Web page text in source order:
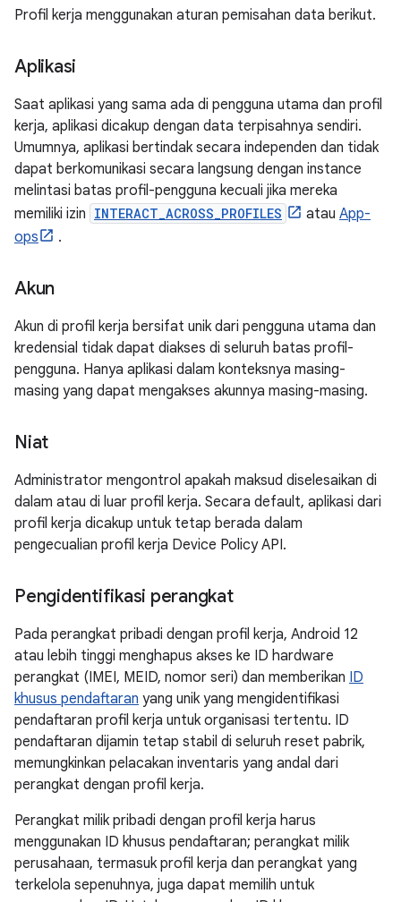
Profil kerja menggunakan aturan pemisahan data berikut.
Aplikasi
Saat aplikasi yang sama ada di pengguna utama dan profil
kerja, aplikasi dicakup dengan data terpisahnya sendiri.
Umumnya, aplikasi bertindak secara independen dan tidak
dapat berkomunikasi secara langsung dengan instance
melintasi batas profil-pengguna kecuali jika mereka
memiliki izin INTERACT_ACROSS_PROFILES atau App-
ops
.
Akun
Akun di profil kerja bersifat unik dari pengguna utama dan
kredensial tidak dapat diakses di seluruh batas profil-
pengguna. Hanya aplikasi dalam konteksnya masing-
masing yang dapat mengakses akunnya masing-masing.
Niat
Administrator mengontrol apakah maksud diselesaikan di
dalam atau di luar profil kerja. Secara default, aplikasi dari
profil kerja dicakup untuk tetap berada dalam
pengecualian profil kerja Device Policy API.
Pengidentifikasi perangkat
Pada perangkat pribadi dengan profil kerja, Android 12
atau lebih tinggi menghapus akses ke ID hardware
perangkat (IMEI, MEID, nomor seri) dan memberikan ID
khusus pendaftaran yang unik yang mengidentifikasi
pendaftaran profil kerja untuk organisasi tertentu. ID
pendaftaran dijamin tetap stabil di seluruh reset pabrik,
memungkinkan pelacakan inventaris yang andal dari
perangkat dengan profil kerja.
Perangkat milik pribadi dengan profil kerja harus
menggunakan ID khusus pendaftaran; perangkat milik
perusahaan, termasuk profil kerja dan perangkat yang
terkelola sepenuhnya, juga dapat memilih untuk